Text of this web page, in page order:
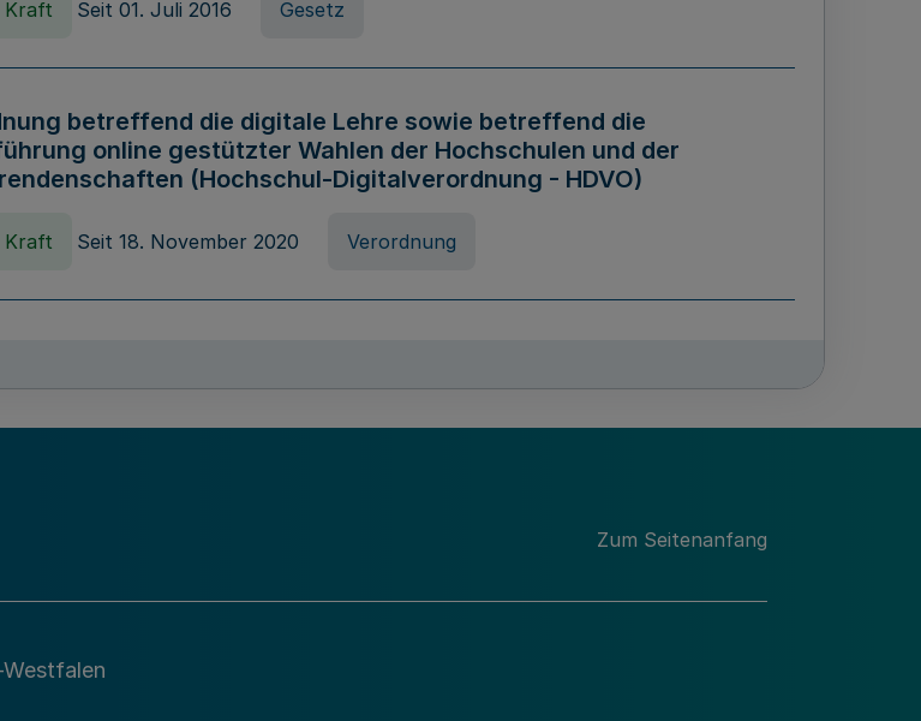
Kraft Seit 01. Juli 2016 Gesetz
betreffend die digitale Lehre sowie betreffend die
online gestützter Wahlen der Hochschulen und der
(Hochschul-Digitalverordnung - HDVO)
Kraft Seit 18. November 2020 Verordnung
- HAbg-VO)
über die Kunsthochschulen des Landes Nordrhein-Westfalen
Zum Seitenanfang